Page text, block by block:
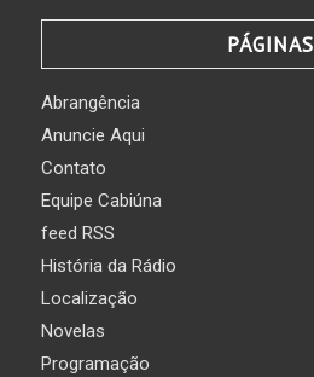
PÁGINAS
Abrangência
Anuncie Aqui
Contato
Equipe Cabiúna
feed RSS
História da Rádio
Localização
Novelas
Programação